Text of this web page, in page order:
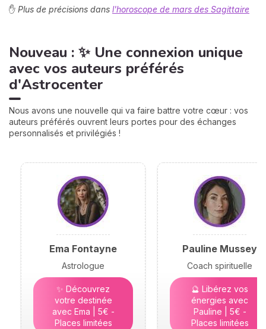
✋ Plus de précisions dans l'horoscope de mars des Sagittaire
Nouveau : ✨ Une connexion unique
avec vos auteurs préférés
d'Astrocenter
Nous avons une nouvelle qui va faire battre votre cœur : vos
auteurs préférés ouvrent leurs portes pour des échanges
personnalisés et privilégiés !
Ema Fontayne
Astrologue
✨ Découvrez
votre destinée
avec Ema | 5€ -
Places limitées
Pauline Mussey
Coach spirituelle
🔮 Libérez vos
énergies avec
Pauline | 5€ -
Places limitées